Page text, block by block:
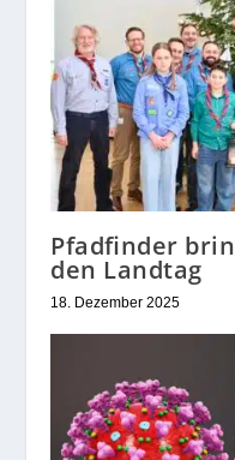
Pfadfinder
den Landtag
18. Dezember 2025